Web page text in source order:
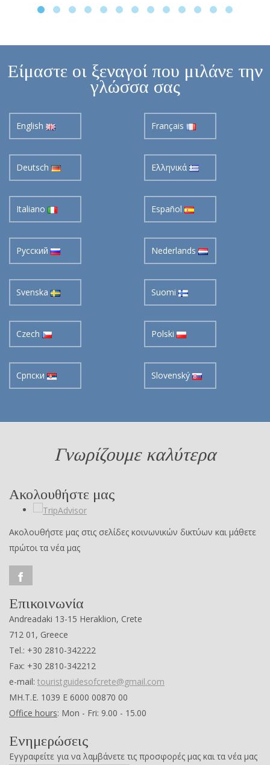
Είμαστε οι ξεναγοί που μιλάνε την
γλώσσα σας
English Français
Deutsch Ελληνικά
Italiano Español
Pусский Nederlands
Svenska Suomi
Czech Polski
Cрпски Slovenský
Γνωρίζουμε καλύτερα
Ακολουθήστε μας
Ακολουθήστε μας στις σελίδες κοινωνικών δικτύων και μάθετε
πρώτοι τα νέα μας
Επικοινωνία
Andreadaki 13-15 Heraklion, Crete
712 01, Greece
Tel.: +30 2810-342222
Fax: +30 2810-342212
e-mail: touristguidesofcrete@gmail.com
ΜΗ.Τ.Ε. 1039 Ε 6000 00870 00
Office hours: Mon - Fri: 9.00 - 15.00
Ενημερώσεις
Εγγραφείτε για να λαμβάνετε τις προσφορές μας και τα νέα μας